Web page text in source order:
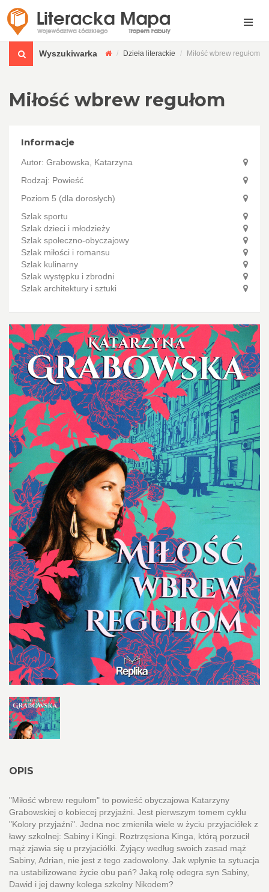
Wyszukiwarka Dzieła literackie Miłość wbrew regułom
Miłość wbrew regułom
Informacje
Autor: Grabowska, Katarzyna
Rodzaj: Powieść
Poziom 5 (dla dorosłych)
Szlak sportu
Szlak dzieci i młodzieży
Szlak społeczno-obyczajowy
Szlak miłości i romansu
Szlak kulinarny
Szlak występku i zbrodni
Szlak architektury i sztuki
OPIS
"Miłość wbrew regułom" to powieść obyczajowa Katarzyny
Grabowskiej o kobiecej przyjaźni. Jest pierwszym tomem cyklu
"Kolory przyjaźni". Jedna noc zmieniła wiele w życiu przyjaciółek z
ławy szkolnej: Sabiny i Kingi. Roztrzęsiona Kinga, którą porzucił
mąż zjawia się u przyjaciółki. Żyjący według swoich zasad mąż
Sabiny, Adrian, nie jest z tego zadowolony. Jak wpłynie ta sytuacja
na ustabilizowane życie obu pań? Jaką rolę odegra syn Sabiny,
Dawid i jej dawny kolega szkolny Nikodem?